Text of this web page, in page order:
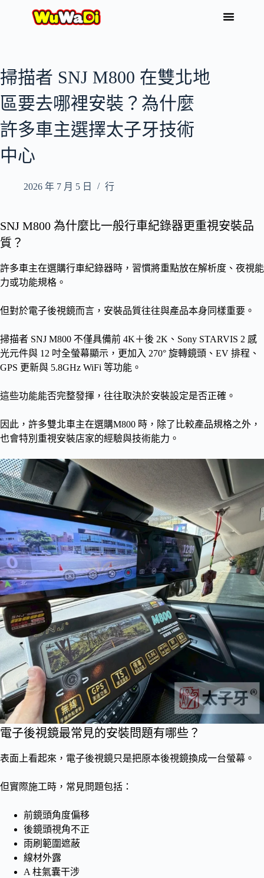
掃描者 SNJ M800 在雙北地
區要去哪裡安裝？為什麼
許多車主選擇太子牙技術
中心
2026 年 7 月 5 日 行
SNJ M800 為什麼比一般行車紀錄器更重視安裝品
質？
許多車主在選購行車紀錄器時，習慣將重點放在解析度、夜視能
力或功能規格。
但對於電子後視鏡而言，安裝品質往往與產品本身同樣重要。
掃描者 SNJ M800 不僅具備前 4K＋後 2K、Sony STARVIS 2 感
光元件與 12 吋全螢幕顯示，更加入 270° 旋轉鏡頭、EV 排程、
GPS 更新與 5.8GHz WiFi 等功能。
這些功能能否完整發揮，往往取決於安裝設定是否正確。
因此，許多雙北車主在選購M800 時，除了比較產品規格之外，
也會特別重視安裝店家的經驗與技術能力。
電子後視鏡最常見的安裝問題有哪些？
表面上看起來，電子後視鏡只是把原本後視鏡換成一台螢幕。
但實際施工時，常見問題包括：
前鏡頭角度偏移
後鏡頭視角不正
雨刷範圍遮蔽
線材外露
A 柱氣囊干涉